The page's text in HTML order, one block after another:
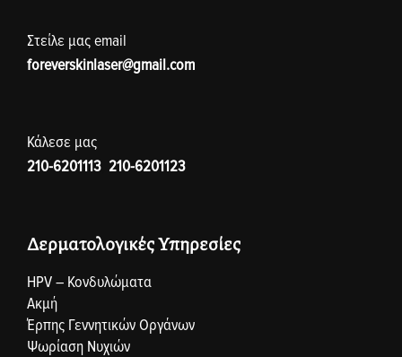
Στείλε μας email
foreverskinlaser@gmail.com
Κάλεσε μας
210-6201113 210-6201123
Δερματολογικές Υπηρεσίες
HPV – Κονδυλώματα
Ακμή
Έρπης Γεννητικών Οργάνων
Ψωρίαση Νυχιών